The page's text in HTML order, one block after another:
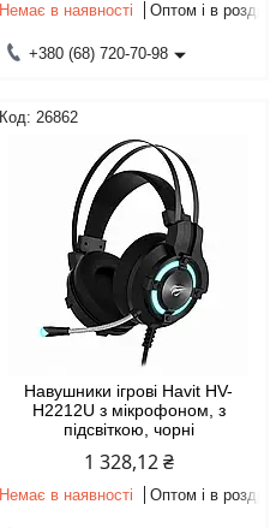
Немає в наявності Оптом і в роздріб
+380 (68) 720-70-98
26862
Навушники ігрові Havit HV-
H2212U з мікрофоном, з
підсвіткою, чорні
1 328,12 ₴
Немає в наявності Оптом і в роздріб